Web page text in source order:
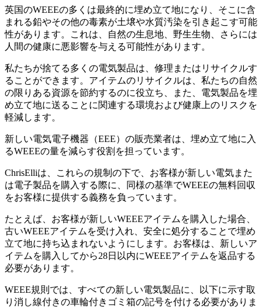
英国のWEEEの多くは最終的に埋め立て地になり、そこに含
まれる鉛やその他の毒素が土壌や水質汚染を引き起こす可能
性があります。これは、自然の生息地、野生生物、さらには
人間の健康に悪影響を与える可能性があります。
私たちが捨てる多くの電気製品は、修理またはリサイクルす
ることができます。アイテムのリサイクルは、私たちの自然
の限りある資源を節約するのに役立ち、また、電気製品を埋
め立て地に送ることに関連する環境および健康上のリスクを
軽減します。
新しい電気電子機器（EEE）の販売業者は、埋め立て地に入
るWEEEの量を減らす役割を担っています。
ChrisElliは、これらの規制の下で、お客様が新しい電気また
は電子製品を購入する際に、同様の基準でWEEEの無料回収
をお客様に提供する義務を負っています。
たとえば、お客様が新しいWEEEアイテムを購入した場合、
古いWEEEアイテムを受け入れ、安全に処分することで埋め
立て地に持ち込まれないようにします。お客様は、新しいア
イテムを購入してから28日以内にWEEEアイテムを返品する
必要があります。
WEEE規則では、すべての新しい電気製品に、以下に示す取
り消し線付きの車輪付きゴミ箱の記号を付ける必要がありま